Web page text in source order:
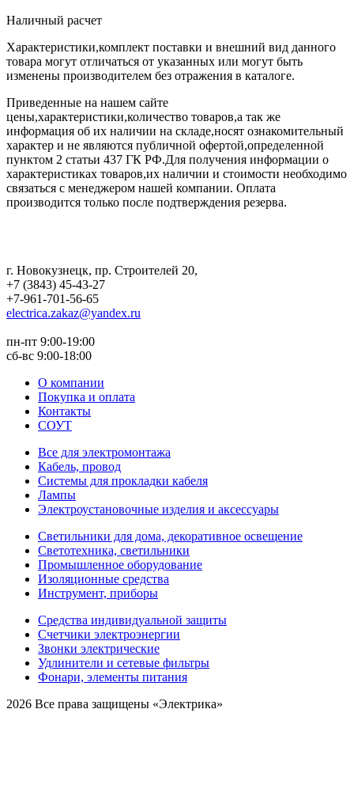
Наличный расчет
Характеристики,комплект поставки и внешний вид данного
товара могут отличаться от указанных или могут быть
изменены производителем без отражения в каталоге.
Приведенные на нашем сайте
цены,характеристики,количество товаров,а так же
информация об их наличии на складе,носят ознакомительный
характер и не являются публичной офертой,определенной
пунктом 2 статьи 437 ГК РФ.Для получения информации о
характеристиках товаров,их наличии и стоимости необходимо
связаться с менеджером нашей компании. Оплата
производится только после подтверждения резерва.
г. Новокузнецк, пр. Строителей 20,
+7 (3843) 45-43-27
+7-961-701-56-65
electrica.zakaz@yandex.ru
пн-пт 9:00-19:00
сб-вс 9:00-18:00
О компании
Покупка и оплата
Контакты
СОУТ
Все для электромонтажа
Кабель, провод
Системы для прокладки кабеля
Лампы
Электроустановочные изделия и аксессуары
Светильники для дома, декоративное освещение
Светотехника, светильники
Промышленное оборудование
Изоляционные средства
Инструмент, приборы
Средства индивидуальной защиты
Счетчики электроэнергии
Звонки электрические
Удлинители и сетевые фильтры
Фонари, элементы питания
2026 Все права защищены «Электрика»